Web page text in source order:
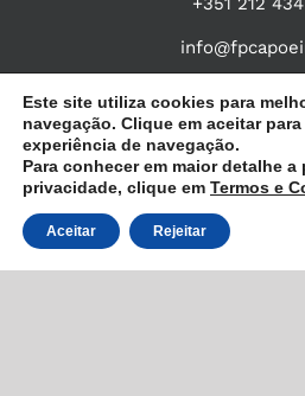
Este site utiliza cookies para
navegação. Clique em aceitar
experiência de navegação.
Para conhecer em maior detalhe
privacidade, clique em Termos e
Aceitar Rejeitar